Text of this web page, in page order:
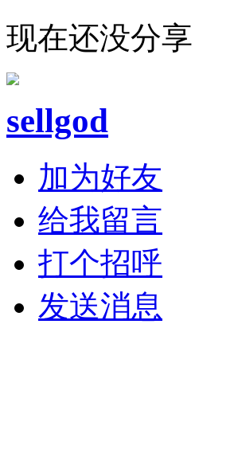
现在还没分享
sellgod
加为好友
给我留言
打个招呼
发送消息